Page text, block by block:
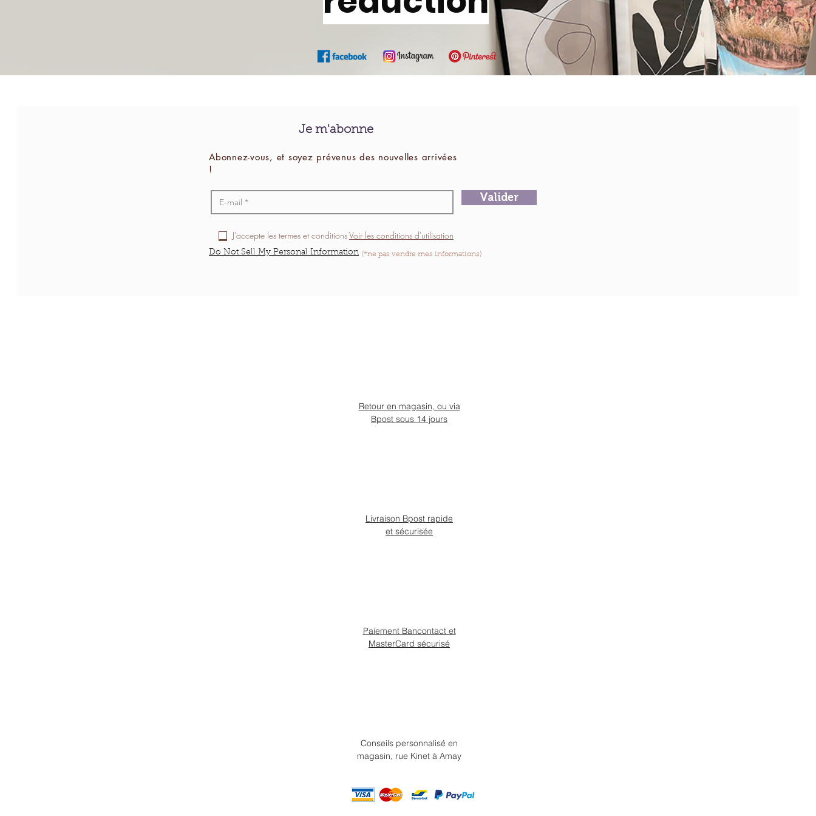
Je m'abonne
Abonnez-vous, et soyez prévenus des nouvelles arrivées
!
Valider
J’accepte les termes et conditionsVoir les conditions d'utilisation
Do Not Sell My Personal Information (*ne pas vendre mes informations)
Retour en magasin, ou via
Bpost sous 14 jours
Livraison Bpost rapide
et sécurisée
Paiement Bancontact et
MasterCard sécurisé
Conseils personnalisé en
magasin, rue Kinet à Amay